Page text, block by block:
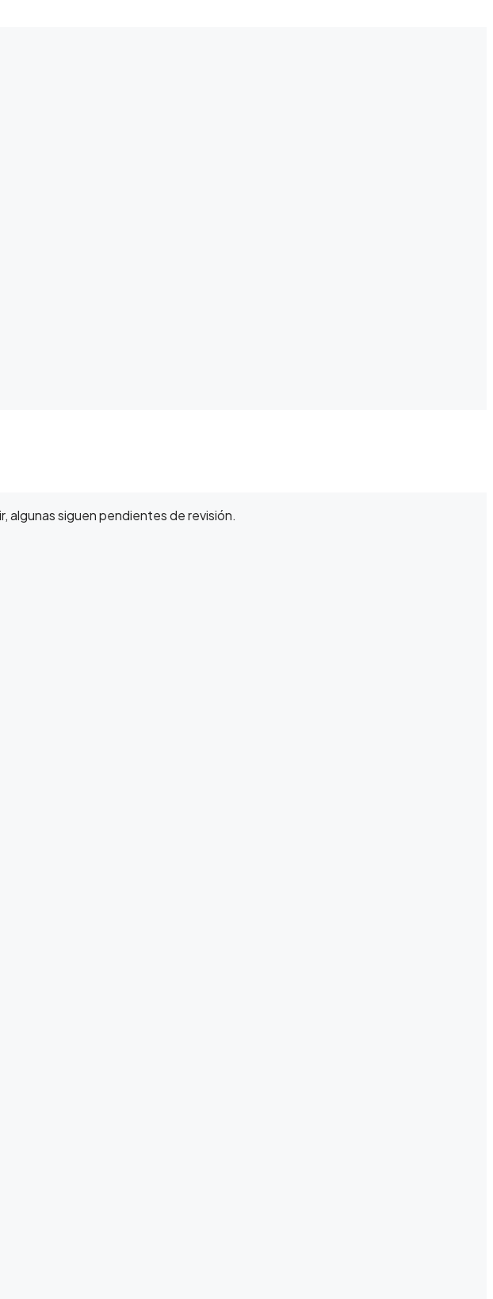
algunas siguen pendientes de revisión.